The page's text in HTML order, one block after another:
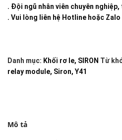
. Đội ngũ nhân viên chuyên nghiệp,
. Vui lòng liên hệ Hotline hoặc
Danh mục: Khối rơ le, SIRON Từ
relay module, Siron, Y41
Mô tả